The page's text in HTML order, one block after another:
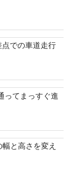
での車道走行
ってまっすぐ進
と高さを変え